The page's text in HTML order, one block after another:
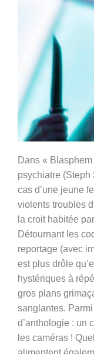
Dans «
psychiatre (Steph
cas d’une jeune
violents troubles
la croit habitée
Détournant les
reportage (avec
est plus drôle
hystériques à
gros plans
sanglantes.
d’anthologie : un
les caméras !